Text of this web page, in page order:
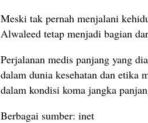
Meski tak pernah menjalani
Alwaleed tetap menjadi bagian
Perjalanan medis panjang yang
dalam dunia kesehatan dan etika
dalam kondisi koma jangka
Berbagai sumber: inet